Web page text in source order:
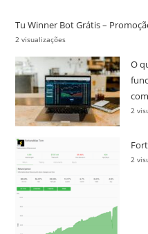
Tu Winner Bot Grátis –
2 visualizações
O
2
2